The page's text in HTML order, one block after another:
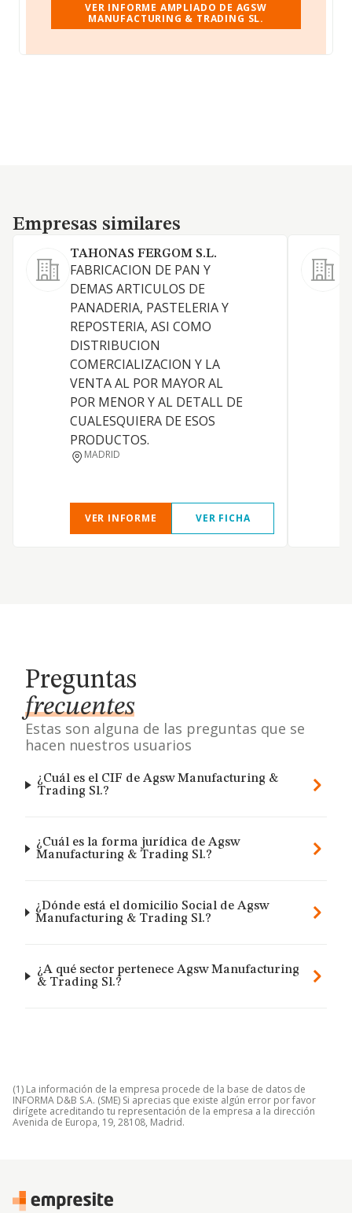
VER INFORME AMPLIADO DE AGSW
MANUFACTURING & TRADING SL.
Empresas similares
Empresas similares
TAHONAS FERGOM S.L.
FABRICACION DE PAN Y
DEMAS ARTICULOS DE
PANADERIA, PASTELERIA Y
REPOSTERIA, ASI COMO
DISTRIBUCION
COMERCIALIZACION Y LA
VENTA AL POR MAYOR AL
POR MENOR Y AL DETALL DE
CUALESQUIERA DE ESOS
PRODUCTOS.
MADRID
VER INFORME VER FICHA
Preguntas
frecuentes
Estas son alguna de las preguntas que se
hacen nuestros usuarios
¿Cuál es el CIF de Agsw Manufacturing &
Trading Sl.?
¿Cuál es la forma jurídica de Agsw
Manufacturing & Trading Sl.?
¿Dónde está el domicilio Social de Agsw
Manufacturing & Trading Sl.?
¿A qué sector pertenece Agsw Manufacturing
& Trading Sl.?
(1) La información de la empresa procede de la base de datos de
INFORMA D&B S.A. (SME) Si aprecias que existe algún error por favor
dirígete acreditando tu representación de la empresa a la dirección
Avenida de Europa, 19, 28108, Madrid.